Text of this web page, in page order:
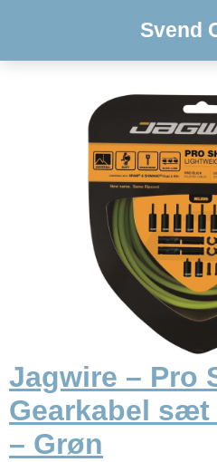
Svend
Jagwire – Pro
Gearkabel sæt
– Grøn